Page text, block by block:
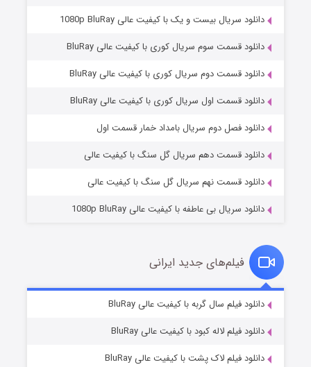
مردگان متحرک: شهر مرده ۳
قسمت۲ (زیرنویس) منتشر شد
قسمت۷ (زیرنویس) منتشر شد
دانلود سریال بیست و یک با کیفیت عالی 1080p BluRay
دانلود قسمت سوم سریال کوری با کیفیت عالی BluRay
دانلود قسمت دوم سریال کوری با کیفیت عالی BluRay
دانلود قسمت اول سریال کوری با کیفیت عالی BluRay
دانلود فصل دوم سریال بامداد خمار قسمت اول
دانلود قسمت دهم سریال گل سنگ با کیفیت عالی
دانلود قسمت نهم سریال گل سنگ با کیفیت عالی
دانلود سریال بی عاطفه با کیفیت عالی 1080p BluRay
فیلم‌های جدید ایرانی
دانلود فیلم سال گربه با کیفیت عالی BluRay
دانلود فیلم لاله کبود با کیفیت عالی BluRay
دانلود فیلم لاک پشت با کیفیت عالی BluRay